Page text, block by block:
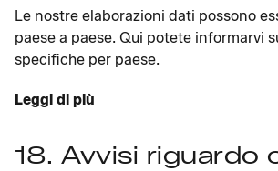
Le nostre elaborazioni dati possono
paese a paese. Qui potete informarvi
specifiche per paese.
Leggi di più
18. Avvisi riguardo